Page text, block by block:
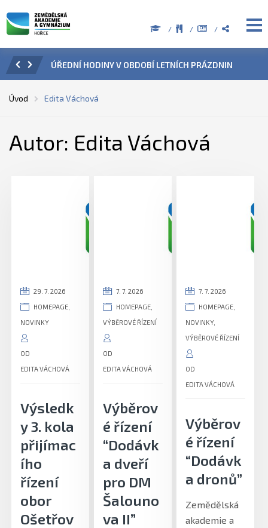
ÚŘEDNÍ HODINY V OBDOBÍ LETNÍCH PRÁZDNIN
Úvod Edita Váchová
Autor: Edita Váchová
29. 7. 2026
HOMEPAGE
NOVINKY
OD
EDITA VÁCHOVÁ
Výsledk
y 3. kola
přijímac
ího
řízení
obor
Ošetřov
7. 7. 2026
HOMEPAGE
VÝBĚROVÉ ŘÍZENÍ
OD
EDITA VÁCHOVÁ
Výběrov
é řízení
“Dodávk
a dveří
pro DM
Šalouno
va II”
7. 7. 2026
HOMEPAGE
NOVINKY,
VÝBĚROVÉ ŘÍZENÍ
OD
EDITA VÁCHOVÁ
Výběrov
é řízení
“Dodávk
a dronů”
Zemědělská
akademie a